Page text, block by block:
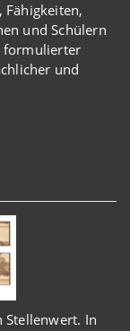
und Schülern
formulierter
und
Stellenwert. In